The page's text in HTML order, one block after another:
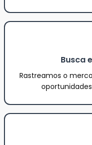
Busca
Rastreamos o